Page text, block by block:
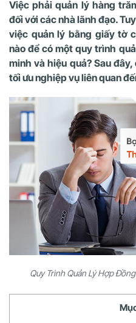
Việc phải quản lý hàng
đối với các nhà lãnh đạo.
việc quản lý bằng giấy tờ
nào để có một quy trình
minh và hiệu quả? Sau
tối ưu nghiệp vụ liên quan
Quy Trình Quản Lý Hợp